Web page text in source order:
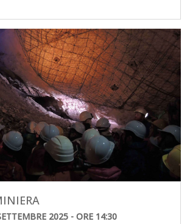
2025 - ORE 14:30